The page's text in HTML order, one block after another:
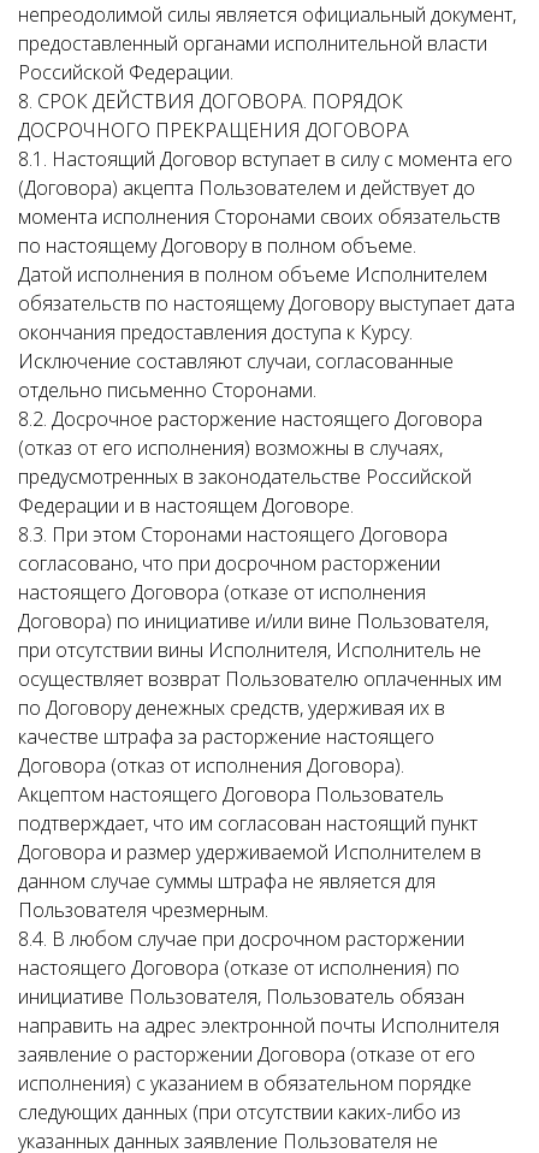
непреодолимой силы является официальный документ,
предоставленный органами исполнительной власти
Российской Федерации.
8. СРОК ДЕЙСТВИЯ ДОГОВОРА. ПОРЯДОК
ДОСРОЧНОГО ПРЕКРАЩЕНИЯ ДОГОВОРА
8.1. Настоящий Договор вступает в силу с момента его
(Договора) акцепта Пользователем и действует до
момента исполнения Сторонами своих обязательств
по настоящему Договору в полном объеме.
Датой исполнения в полном объеме Исполнителем
обязательств по настоящему Договору выступает дата
окончания предоставления доступа к Курсу.
Исключение составляют случаи, согласованные
отдельно письменно Сторонами.
8.2. Досрочное расторжение настоящего Договора
(отказ от его исполнения) возможны в случаях,
предусмотренных в законодательстве Российской
Федерации и в настоящем Договоре.
8.3. При этом Сторонами настоящего Договора
согласовано, что при досрочном расторжении
настоящего Договора (отказе от исполнения
Договора) по инициативе и/или вине Пользователя,
при отсутствии вины Исполнителя, Исполнитель не
осуществляет возврат Пользователю оплаченных им
по Договору денежных средств, удерживая их в
качестве штрафа за расторжение настоящего
Договора (отказ от исполнения Договора).
Акцептом настоящего Договора Пользователь
подтверждает, что им согласован настоящий пункт
Договора и размер удерживаемой Исполнителем в
данном случае суммы штрафа не является для
Пользователя чрезмерным.
8.4. В любом случае при досрочном расторжении
настоящего Договора (отказе от исполнения) по
инициативе Пользователя, Пользователь обязан
направить на адрес электронной почты Исполнителя
заявление о расторжении Договора (отказе от его
исполнения) с указанием в обязательном порядке
следующих данных (при отсутствии каких-либо из
указанных данных заявление Пользователя не